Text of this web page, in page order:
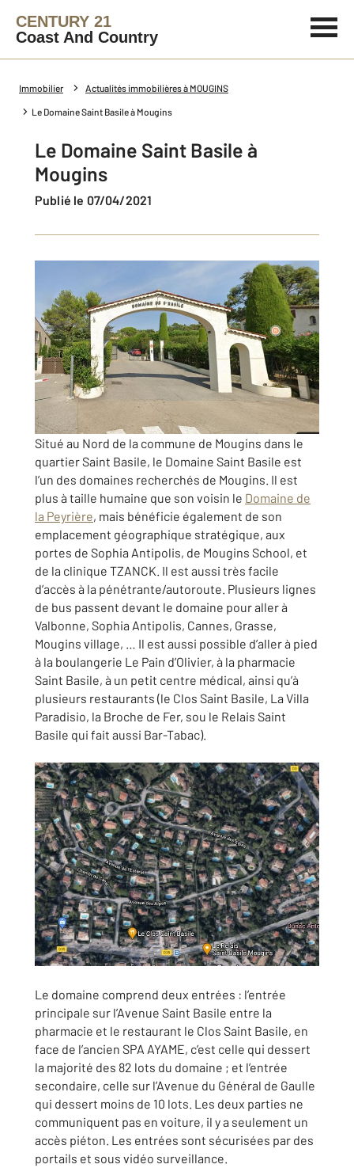
CENTURY 21
Coast And Country
Immobilier Actualités immobilières à MOUGINS
Le Domaine Saint Basile à Mougins
Le Domaine Saint Basile à
Mougins
Publié le 07/04/2021
Situé au Nord de la commune de Mougins dans le
quartier Saint Basile, le Domaine Saint Basile est
l’un des domaines recherchés de Mougins. Il est
plus à taille humaine que son voisin le Domaine de
la Peyrière, mais bénéficie également de son
emplacement géographique stratégique, aux
portes de Sophia Antipolis, de Mougins School, et
de la clinique TZANCK. Il est aussi très facile
d’accès à la pénétrante/autoroute. Plusieurs lignes
de bus passent devant le domaine pour aller à
Valbonne, Sophia Antipolis, Cannes, Grasse,
Mougins village, … Il est aussi possible d’aller à pied
à la boulangerie Le Pain d’Olivier, à la pharmacie
Saint Basile, à un petit centre médical, ainsi qu’à
plusieurs restaurants (le Clos Saint Basile, La Villa
Paradisio, la Broche de Fer, sou le Relais Saint
Basile qui fait aussi Bar-Tabac).
Le domaine comprend deux entrées : l’entrée
principale sur l’Avenue Saint Basile entre la
pharmacie et le restaurant le Clos Saint Basile, en
face de l’ancien SPA AYAME, c’est celle qui dessert
la majorité des 82 lots du domaine ; et l’entrée
secondaire, celle sur l’Avenue du Général de Gaulle
qui dessert moins de 10 lots. Les deux parties ne
communiquent pas en voiture, il y a seulement un
accès piéton. Les entrées sont sécurisées par des
portails et sous vidéo surveillance.